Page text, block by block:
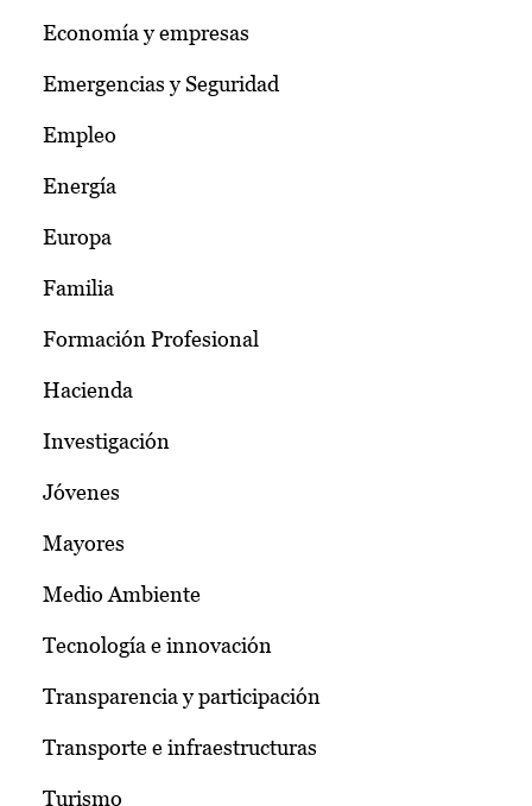
Economía y empresas
Emergencias y Seguridad
Empleo
Energía
Europa
Familia
Formación Profesional
Hacienda
Investigación
Jóvenes
Mayores
Medio Ambiente
Tecnología e innovación
Transparencia y participación
Transporte e infraestructuras
Turismo